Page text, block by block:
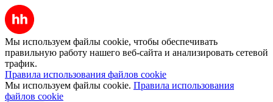
Мы используем файлы cookie, чтобы обеспечивать
правильную работу нашего веб-сайта и анализировать сетевой
трафик.
Правила использования файлов cookie
Мы используем файлы cookie. Правила использования
файлов cookie